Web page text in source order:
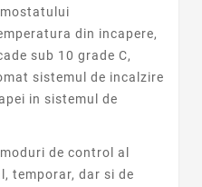
din incapere,
sub 10 grade C,
sistemul de incalzire
in sistemul de
de control al
temporar, dar si de